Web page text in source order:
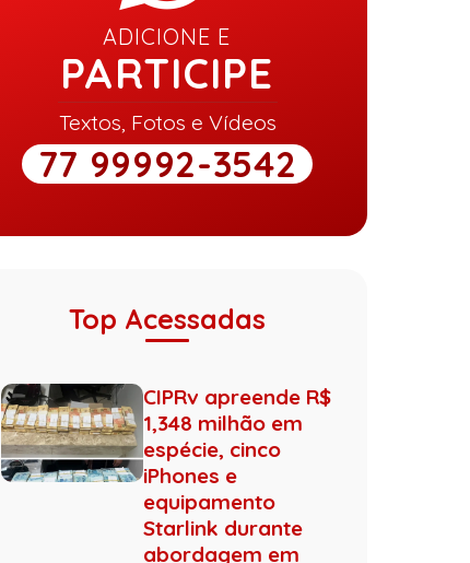
ADICIONE E
PARTICIPE
Textos, Fotos e Vídeos
77 99992-3542
Top Acessadas
CIPRv apreende R$
1,348 milhão em
espécie, cinco
iPhones e
equipamento
Starlink durante
abordagem em